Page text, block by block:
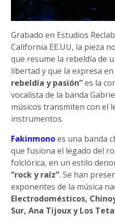
Grabado en Estudios
California EE.UU, la pieza
que resume la rebeldía de
libertad y que la expresa
rebeldía y pasión”es la
vocalista de la banda
músicos transmiten con el
instrumentos.
Fakinmonoes una banda
que fusiona el legado del
folclórica, en un estilo
“rock y raíz”. Se han
exponentes de la música
Electrodomésticos,
Sur, Ana Tijoux y Los